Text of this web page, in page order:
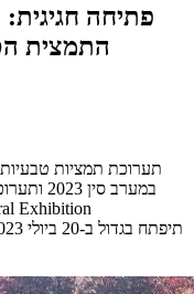
התמצית
תערוכת תמציות
במערב